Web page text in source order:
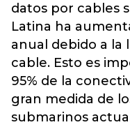
datos por cables
Latina ha
anual debido a la
cable. Esto es
95% de la
gran medida de
submarinos